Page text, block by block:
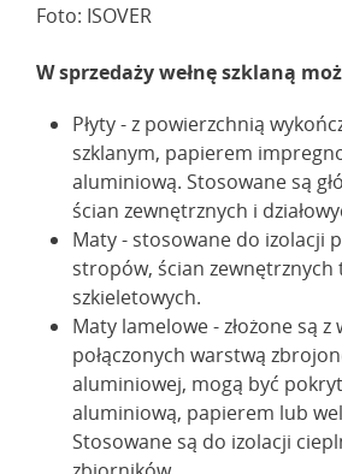
Foto: ISOVER
W sprzedaży wełnę szklaną
Płyty - z powierzchnią
szklanym, papierem
aluminiową. Stosowane są
ścian zewnętrznych i
Maty - stosowane do izolacji
stropów, ścian zewnętrznych
szkieletowych.
Maty lamelowe - złożone są z
połączonych warstwą
aluminiowej, mogą być
aluminiową, papierem lub
Stosowane są do izolacji